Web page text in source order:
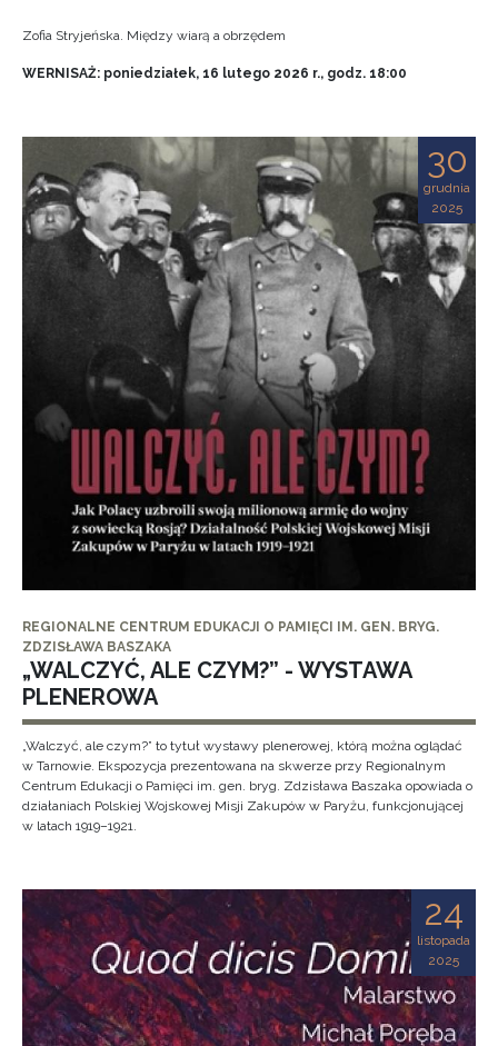
Zofia Stryjeńska. Między wiarą a obrzędem
WERNISAŻ: poniedziałek, 16 lutego 2026 r., godz. 18:00
30
grudnia
2025
REGIONALNE CENTRUM EDUKACJI O PAMIĘCI IM. GEN. BRYG.
ZDZISŁAWA BASZAKA
„WALCZYĆ, ALE CZYM?” - WYSTAWA
PLENEROWA
„Walczyć, ale czym?” to tytuł wystawy plenerowej, którą można oglądać
w Tarnowie. Ekspozycja prezentowana na skwerze przy Regionalnym
Centrum Edukacji o Pamięci im. gen. bryg. Zdzisława Baszaka opowiada o
działaniach Polskiej Wojskowej Misji Zakupów w Paryżu, funkcjonującej
w latach 1919–1921.
24
listopada
2025